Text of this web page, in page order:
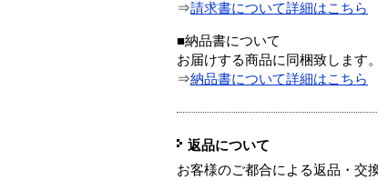
⇒請求書について詳細はこちら
■納品書について
お届けする商品に同梱致します。
⇒納品書について詳細はこちら
返品について
お客様のご都合による返品・交